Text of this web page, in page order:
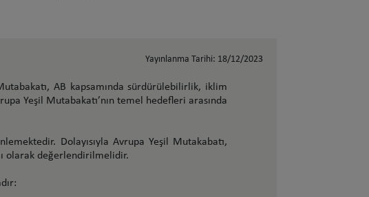
Yayınlanma Tarihi: 18/12/2023
AB kapsamında sürdürülebilirlik, iklim
Yeşil Mutabakatı’nın temel hedefleri arasında
Dolayısıyla Avrupa Yeşil Mutakabatı,
olarak değerlendirilmelidir.